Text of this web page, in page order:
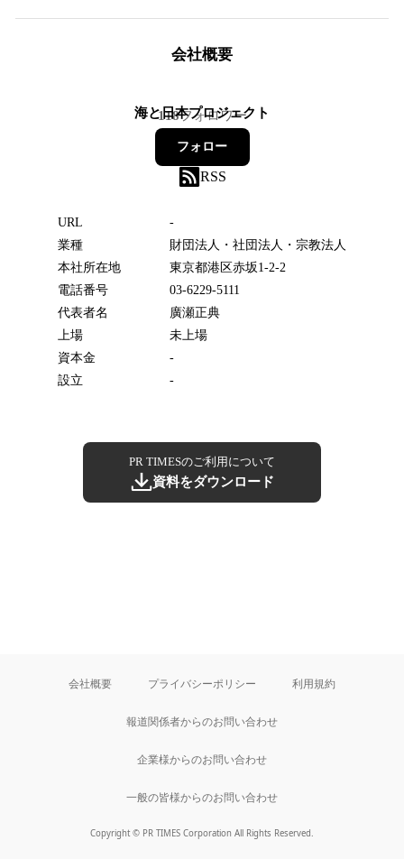
会社概要
海と日本プロジェクト
118フォロワー
フォロー
RSS
URL
-
業種
財団法人・社団法人・宗教法人
本社所在地
東京都港区赤坂1-2-2
電話番号
03-6229-5111
代表者名
廣瀬正典
上場
未上場
資本金
-
設立
-
PR TIMESのご利用について
資料をダウンロード
会社概要 プライバシーポリシー 利用規約
報道関係者からのお問い合わせ
企業様からのお問い合わせ
一般の皆様からのお問い合わせ
Copyright © PR TIMES Corporation All Rights Reserved.